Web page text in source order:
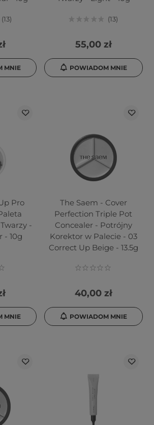
13
MNIE
13
55,00 zł
POWIADOM MNIE
Pro
-
- 10g
MNIE
The Saem - Cover
Perfection Triple Pot
Concealer - Potrójny
Korektor w Palecie - 03
Correct Up Beige - 13.5g
40,00 zł
POWIADOM MNIE